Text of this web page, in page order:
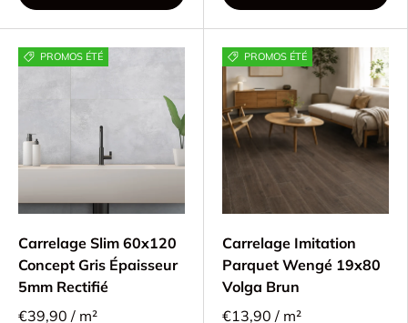
PROMOS ÉTÉ
Carrelage Slim 60x120
Concept Gris Épaisseur
5mm Rectifié
€39,90 / m²
PROMOS ÉTÉ
Carrelage Imitation
Parquet Wengé 19x80
Volga Brun
€13,90 / m²